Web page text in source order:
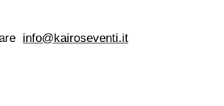
info@kairoseventi.it